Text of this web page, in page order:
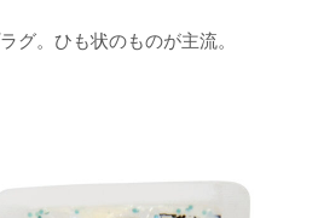
グ。ひも状のものが主流。